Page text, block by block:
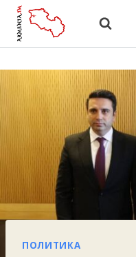
Перейти
ПОЛИТИКА